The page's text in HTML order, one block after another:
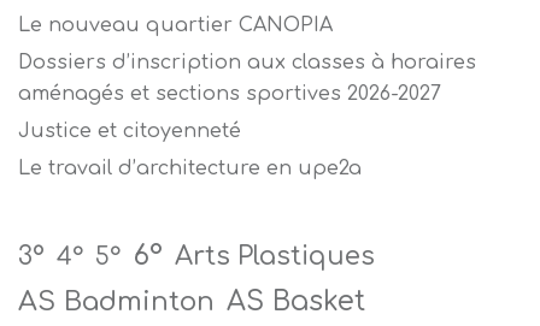
Le nouveau quartier CANOPIA
Dossiers d’inscription aux classes à horaires
aménagés et sections sportives 2026-2027
Justice et citoyenneté
Le travail d’architecture en upe2a
3° 4° 5° 6° Arts Plastiques
AS Badminton AS Basket